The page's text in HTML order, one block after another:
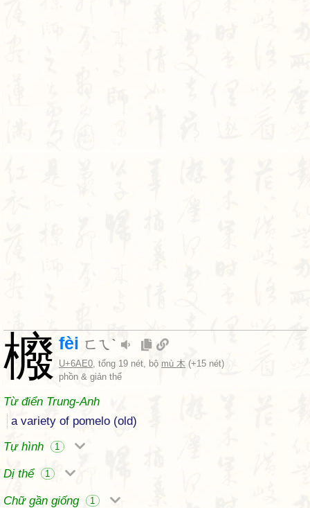
櫠 fèi ㄈㄟˋ
U+6AE0, tổng 19 nét, bộ mù 木 (+15 nét)
phồn & giản thể
Từ điển Trung-Anh
a variety of pomelo (old)
Tự hình
1
Dị thể 1
Chữ gần giống 1